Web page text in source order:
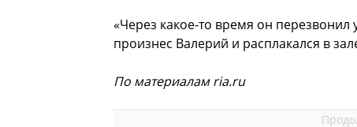
«Через какое-то время он
произнес Валерий и расплакался в
По материалам ria.ru